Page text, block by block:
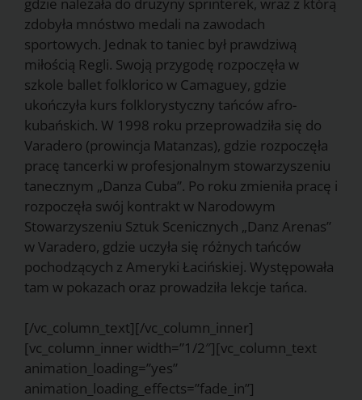
zdobyła mnóstwo medali na zawodach
sportowych. Jednak to taniec był prawdziwą
miłością Regli. Swoją przygodę rozpoczęła w
szkole ballet folklorico w Camaguey, gdzie
ukończyła kurs folklorystyczny tańców afro-
kubańskich. W 1998 roku przeprowadziła się do
Varadero (prowincja Matanzas), gdzie rozpoczęła
pracę tancerki w profesjonalnym stowarzyszeniu
tanecznym „Danza Cuba”. Po roku zmieniła pracę i
rozpoczęła swój kontrakt w Narodowym
Stowarzyszeniu Sztuk Scenicznych „Danz Arenas”
w Varadero, gdzie uczyła się różnych tańców
pochodzących z Ameryki Łacińskiej. Występowała
tam w pokazach oraz prowadziła lekcje tańca.
[/vc_column_text][/vc_column_inner]
[vc_column_inner width=”1/2″][vc_column_text
animation_loading=”yes”
animation_loading_effects=”fade_in”]